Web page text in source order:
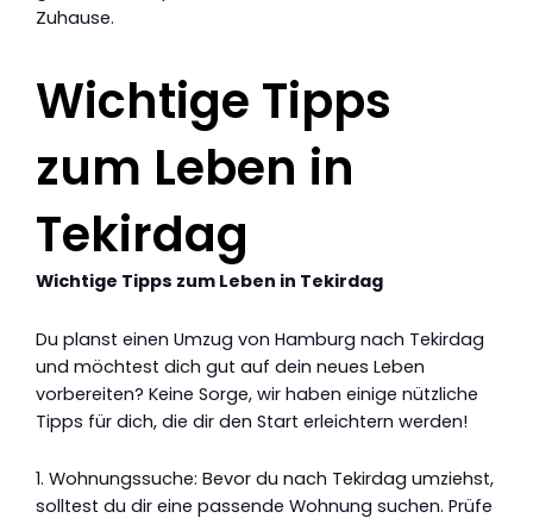
Zuhause.
Wichtige Tipps
zum Leben in
Tekirdag
Wichtige Tipps zum Leben in Tekirdag
Du planst einen Umzug von Hamburg nach Tekirdag
und möchtest dich gut auf dein neues Leben
vorbereiten? Keine Sorge, wir haben einige nützliche
Tipps für dich, die dir den Start erleichtern werden!
1. Wohnungssuche: Bevor du nach Tekirdag umziehst,
solltest du dir eine passende Wohnung suchen. Prüfe